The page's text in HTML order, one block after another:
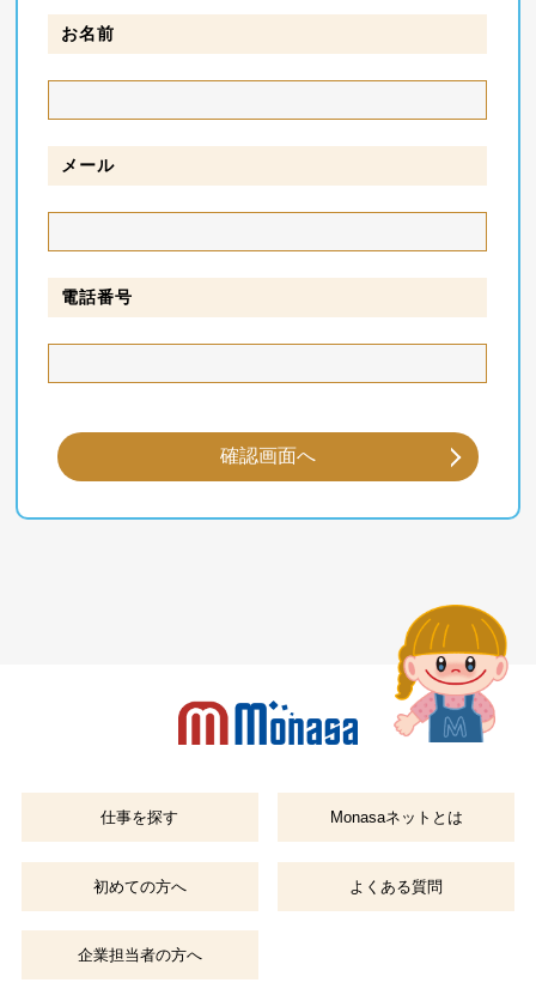
お名前
メール
電話番号
仕事を探す Monasaネットとは
初めての方へ よくある質問
企業担当者の方へ